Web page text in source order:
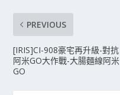
PREVIOUS
[IRIS]CI-908豪宅再升級-對抗
阿米GO大作戰-大腸麵線阿米
GO